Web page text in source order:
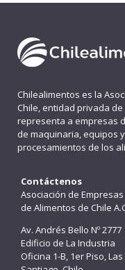
Chilealimentos es la
Chile, entidad privada
representa a empresas
de maquinaria, equipos
procesamientos de los
Contáctenos
Asociación de Empresas
de Alimentos de Chile
Av. Andrés Bello Nº 2777
Edificio de La Industria
Oficina 1-B, 1er Piso,